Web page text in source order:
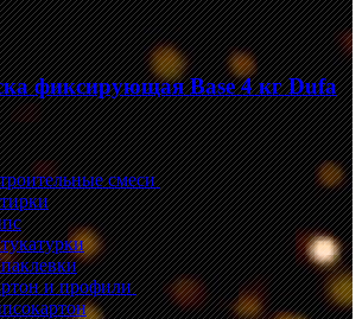
фиксирующая Base 4 кг Dufa
смеси
и профили